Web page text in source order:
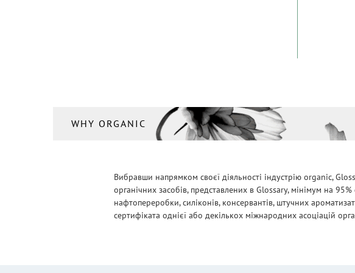
WHY ORGANIC
Вибравши напрямком своєї діяльності індустрію organic,
органічних засобів, представлених в Glossary, мінімум на
нафтопереробки, силіконів, консервантів, штучних
сертифіката однієї або декількох міжнародних асоціацій